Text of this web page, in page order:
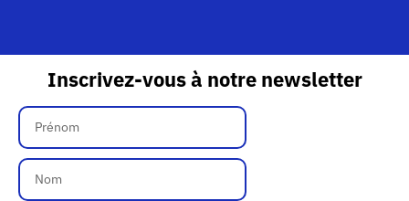
Inscrivez-vous à notre newsletter